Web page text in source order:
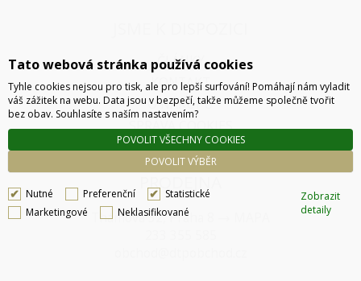
ČLÁNKY
KONTAKT
O NÁKUPU
SPRÁVA COOKIES
PRODEJNA
Thámova 32, Praha 8
Tato webová stránka používá cookies
Tyhle cookies nejsou pro tisk, ale pro lepší surfování! Pomáhají nám vyladit
váš zážitek na webu. Data jsou v bezpečí, takže můžeme společně tvořit
bez obav. Souhlasíte s naším nastavením?
POVOLIT VÝBĚR
POVOLIT VŠECHNY COOKIES
Nutné Preferenční
Statistické
Marketingové
Neklasifikované
Zobrazit
detaily